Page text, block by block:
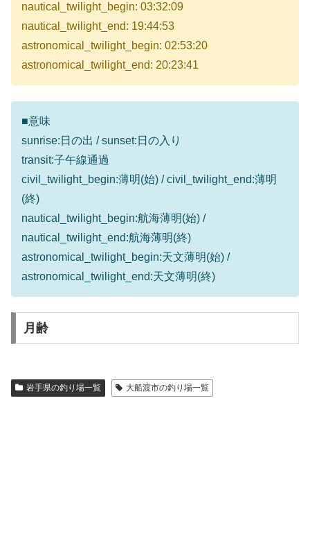
nautical_twilight_begin: 03:32:09
nautical_twilight_end: 19:44:53
astronomical_twilight_begin: 02:53:20
astronomical_twilight_end: 20:23:41
■意味
sunrise:日の出 / sunset:日の入り
transit:子午線通過
civil_twilight_begin:薄明(始) / civil_twilight_end:薄明
(終)
nautical_twilight_begin:航海薄明(始) /
nautical_twilight_end:航海薄明(終)
astronomical_twilight_begin:天文薄明(始) /
astronomical_twilight_end:天文薄明(終)
月齢
岩手県の釣り場一覧 大船渡市の釣り場一覧